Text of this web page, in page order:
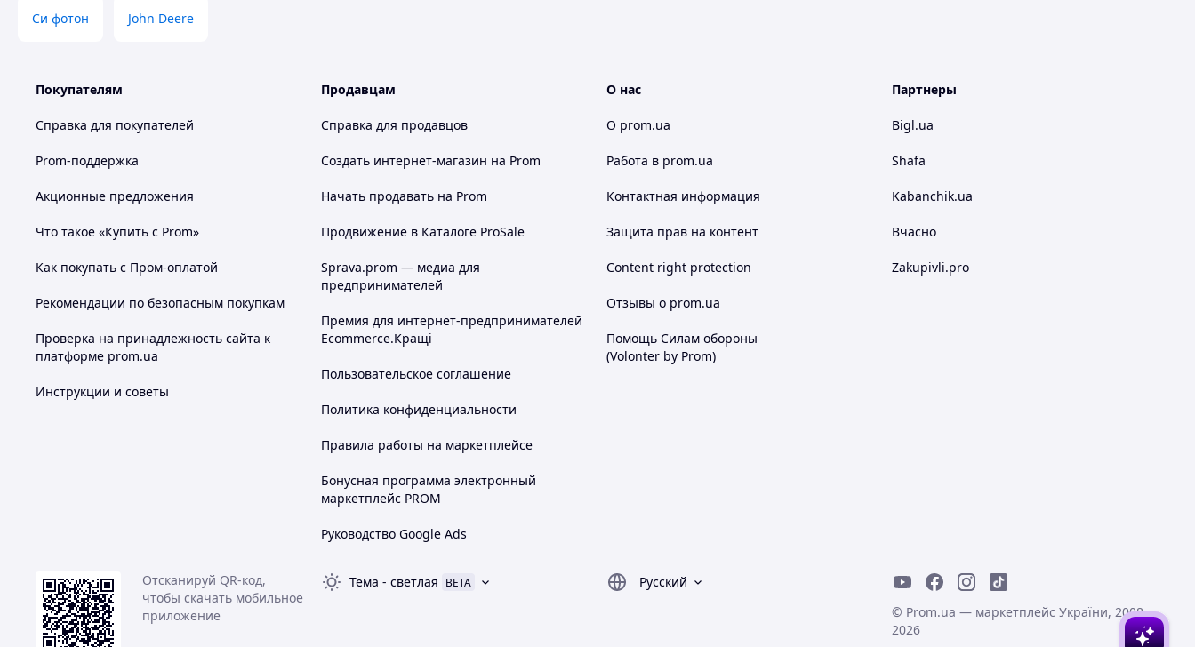
Си фотон John Deere
Покупателям
Справка для покупателей
Prom-поддержка
Акционные предложения
Что такое «Купить с Prom»
Как покупать с Пром-оплатой
Рекомендации по безопасным покупкам
Проверка на принадлежность сайта к
платформе prom.ua
Инструкции и советы
Продавцам
Справка для продавцов
Создать интернет-магазин на Prom
Начать продавать на Prom
Продвижение в Каталоге ProSale
Sprava.prom — медиа для
предпринимателей
Премия для интернет-предпринимателей
Ecommerce.Кращі
Пользовательское соглашение
Политика конфиденциальности
Правила работы на маркетплейсе
Бонусная программа электронный
маркетплейс PROM
Руководство Google Ads
О нас
О prom.ua
Работа в prom.ua
Контактная информация
Защита прав на контент
Content right protection
Отзывы о prom.ua
Помощь Силам обороны
(Volonter by Prom)
Партнеры
Bigl.ua
Shafa
Kabanchik.ua
Вчасно
Zakupivli.pro
Отсканируй QR-код,
чтобы скачать мобильное
приложение
Тема - светлая BETA
Русский
© Prom.ua — маркетплейс України, 2008-
2026